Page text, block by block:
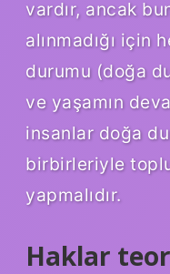
vardır, ancak
alınmadığı için
durumu (doğa
ve yaşamın
insanlar doğa
birbirleriyle
yapmalıdır.
Haklar